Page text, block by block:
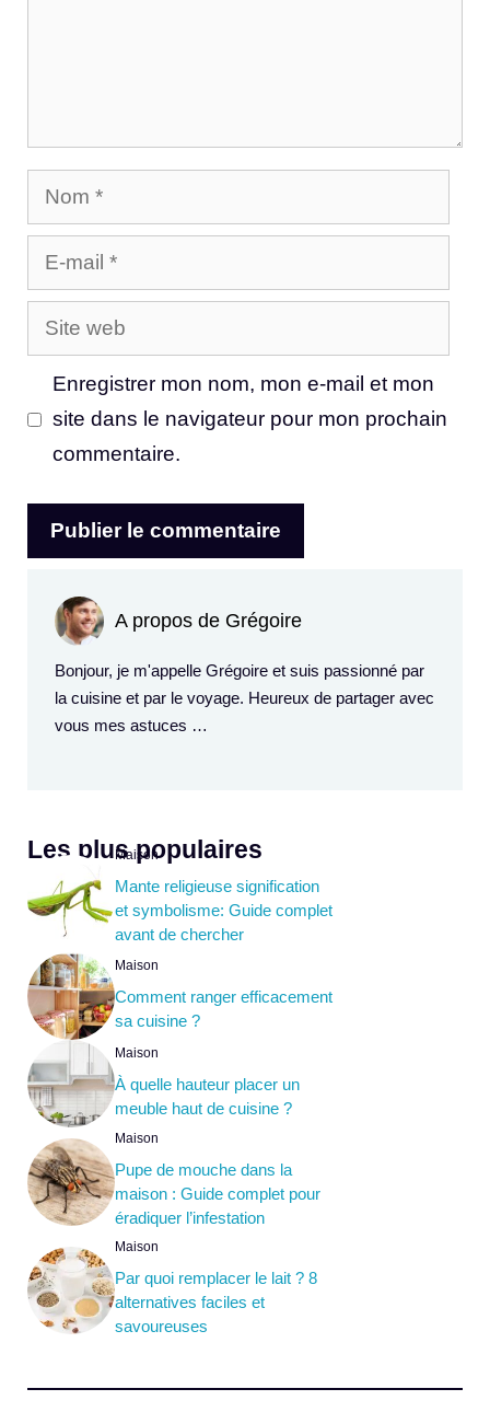
Nom
E-
mail
Site
web
Enregistrer mon nom, mon e-mail et mon
site dans le navigateur pour mon prochain
commentaire.
A propos de Grégoire
Bonjour, je m'appelle Grégoire et suis passionné par
la cuisine et par le voyage. Heureux de partager avec
vous mes astuces …
Les plus populaires
Maison
Mante religieuse signification
et symbolisme: Guide complet
avant de chercher
Maison
Comment ranger efficacement
sa cuisine ?
Maison
À quelle hauteur placer un
meuble haut de cuisine ?
Maison
Pupe de mouche dans la
maison : Guide complet pour
éradiquer l’infestation
Maison
Par quoi remplacer le lait ? 8
alternatives faciles et
savoureuses